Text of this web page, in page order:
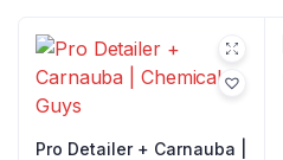
Pro Detailer + Carnauba |